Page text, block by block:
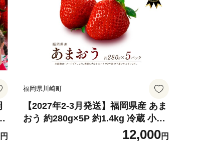
円
福岡県川崎町
【2027年2-3月発送】福岡県産 あま
おう 約280g×5P 約1.4kg 冷蔵 小分
け いちご 苺 イチゴ フルーツ 果物
スイーツ くだもの 冬 春 旬 福岡 九
12,000円